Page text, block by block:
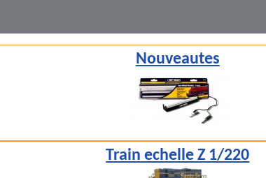
Nouveautes
Train echelle Z 1/220